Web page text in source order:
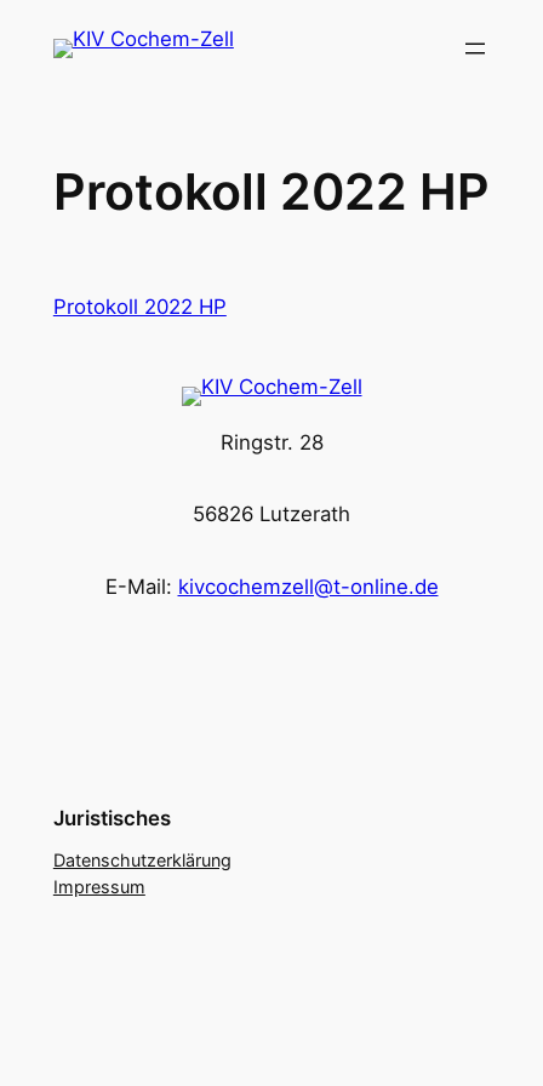
Inhalt
Protokoll 2022 HP
Protokoll 2022 HP
Ringstr. 28
56826 Lutzerath
E-Mail: kivcochemzell@t-online.de
Juristisches
Datenschutzerklärung
Impressum